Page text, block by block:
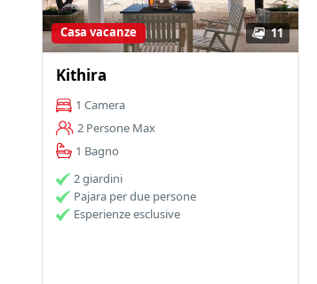
11
Casa vacanze
Kithira
1 Camera
2 Persone Max
1 Bagno
2 giardini
Pajara per due persone
Esperienze esclusive